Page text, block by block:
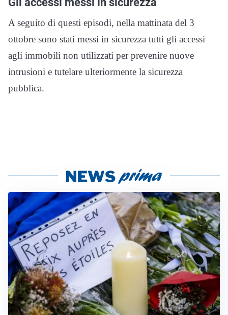
A seguito di questi episodi, nella mattinata del 3
ottobre sono stati messi in sicurezza tutti gli accessi
agli immobili non utilizzati per prevenire nuove
intrusioni e tutelare ulteriormente la sicurezza
pubblica.